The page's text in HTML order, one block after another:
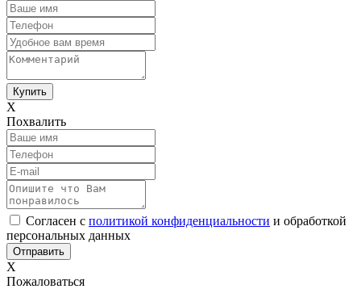
Х
Похвалить
Согласен с политикой конфиденциальности и обработкой
персональных данных
Х
Пожаловаться